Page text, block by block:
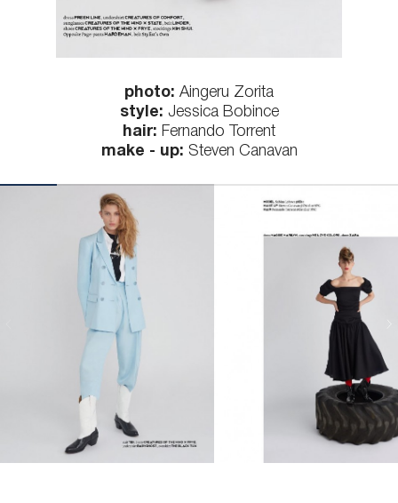
photo: Aingeru Zorita
style: Jessica Bobince
hair: Fernando Torrent
make - up: Steven Canavan